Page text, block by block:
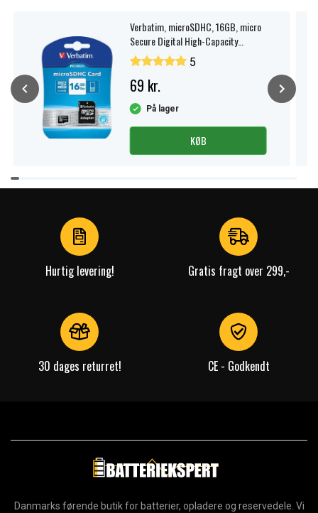
Verbatim, microSDHC, 16GB, micro
Secure Digital High-Capacity
hukommelseskort
5
69 kr.
På lager
KØB
Item
1
Hurtig levering! Gratis fragt over 299,-
30 dages returret! CE - Godkendt
Danmarks førende butik for batterier, opladere og reservedele. Vi